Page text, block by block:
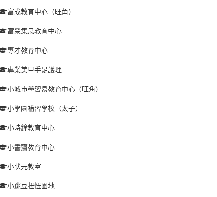
富成教育中心（旺角）
富榮集思教育中心
專才教育中心
專業美甲手足護理
小城市學習易教育中心（旺角）
小學園補習學校（太子）
小時鐘教育中心
小書齋教育中心
小狀元教室
小跳豆扭忸園地